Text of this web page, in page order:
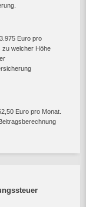
Euro pro
zu welcher Höhe
Euro pro Monat.